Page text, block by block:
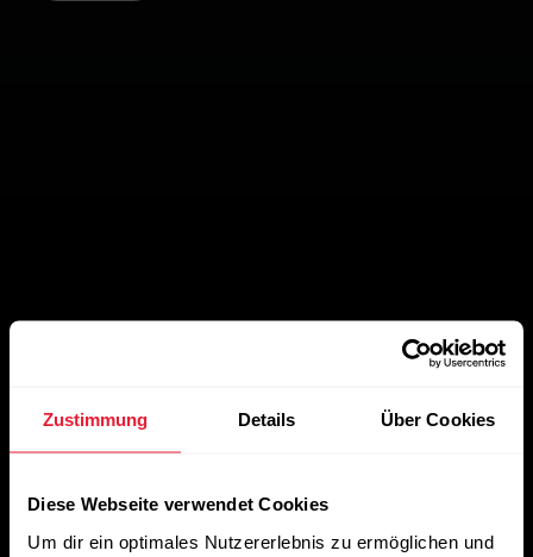
Zustimmung Details Über Cookies
Diese Webseite verwendet Cookies
Um dir ein optimales Nutzererlebnis zu ermöglichen und
Integration in andere
Plattformen
den Fitness-Apps ihrer Wahl teilen.